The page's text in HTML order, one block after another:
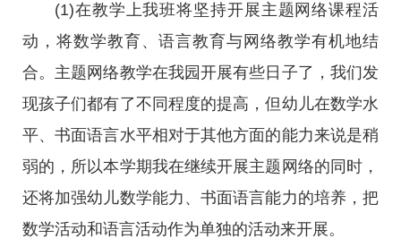
(1)在教学上我班将坚持开展主题网络课程活
动，将数学教育、语言教育与网络教学有机地结
合。主题网络教学在我园开展有些日子了，我们发
现孩子们都有了不同程度的提高，但幼儿在数学水
平、书面语言水平相对于其他方面的能力来说是稍
弱的，所以本学期我在继续开展主题网络的同时，
还将加强幼儿数学能力、书面语言能力的培养，把
数学活动和语言活动作为单独的活动来开展。